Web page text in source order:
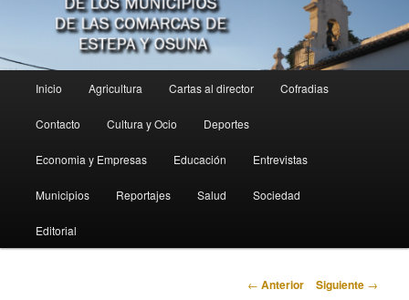
principal
Inicio Agricultura Cartas al director Cofradias
Contacto Cultura y Ocio Deportes
Economia y Empresas Educación Entrevistas
Municipios Reportajes Salud Sociedad
Editorial
Navegación
← Anterior Siguiente →